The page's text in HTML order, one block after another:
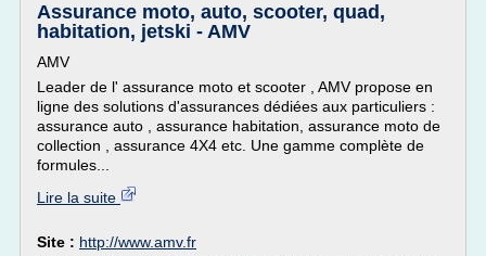
Assurance moto, auto, scooter, quad,
habitation, jetski - AMV
AMV
Leader de l' assurance moto et scooter , AMV propose en
ligne des solutions d'assurances dédiées aux particuliers :
assurance auto , assurance habitation, assurance moto de
collection , assurance 4X4 etc. Une gamme complète de
formules...
Lire la suite
Site : http://www.amv.fr